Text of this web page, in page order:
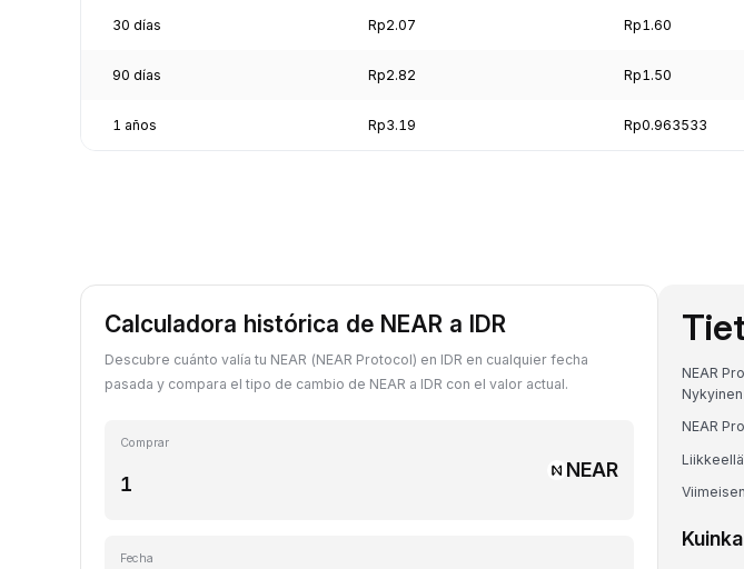
30 días Rp2.07 Rp1.60
90 días Rp2.82 Rp1.50
1 años Rp3.19 Rp0.963533
Calculadora histórica de NEAR a IDR
Descubre cuánto valía tu NEAR (NEAR Protocol) en IDR en cualquier fecha
pasada y compara el tipo de cambio de NEAR a IDR con el valor actual.
Comprar
NEAR
Fecha
NEAR
NEAR